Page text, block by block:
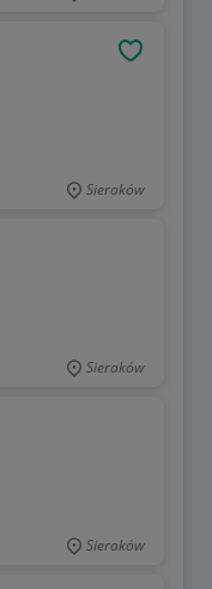
Sieraków
Sieraków
Sieraków